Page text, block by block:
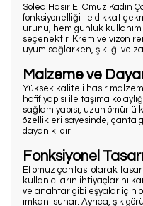
Solea Hasır El Omuz Kadın
fonksiyonelliği ile dikkat
ürünü, hem günlük
seçenektir. Krem ve vizon
uyum sağlarken, şıklığı ve
Malzeme ve
Yüksek kaliteli hasır
hafif yapısı ile taşıma
sağlam yapısı, uzun
özellikleri sayesinde, çanta
dayanıklıdır.
Fonksiyonel
El omuz çantası olarak
kullanıcıların ihtiyaçlarını
ve anahtar gibi eşyalar için
imkanı sunar. Ayrıca, şık